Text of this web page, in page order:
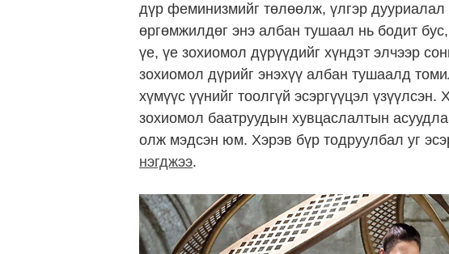
дүр феминизмийг төлөөлж, үлгэр
өргөмжилдөг энэ албан тушаал нь бодит
үе, үе зохиомол дүрүүдийг хүндэт элчээр
зохиомол дүрийг энэхүү албан тушаалд
хүмүүс үүнийг тоолгүй эсэргүүцэл
зохиомол баатруудын хувцаслалтын
олж мэдсэн юм. Хэрэв бүр тодруулбал уг
нэгджээ.